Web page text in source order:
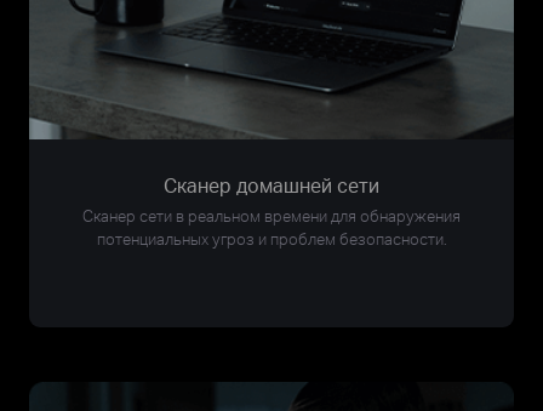
Сканер домашней сети
Сканер сети в реальном времени для обнаружения
потенциальных угроз и проблем безопасности.